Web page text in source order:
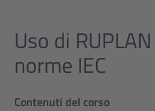
Uso di
norme IEC
Contenuti del corso